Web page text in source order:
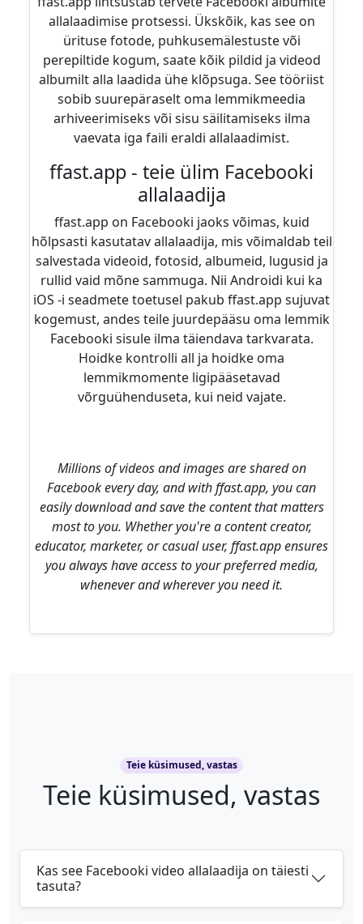
allalaadimise protsessi. Ükskõik, kas see on
ürituse fotode, puhkusemälestuste või
perepiltide kogum, saate kõik pildid ja videod
albumilt alla laadida ühe klõpsuga. See tööriist
sobib suurepäraselt oma lemmikmeedia
arhiveerimiseks või sisu säilitamiseks ilma
vaevata iga faili eraldi allalaadimist.
ffast.app - teie ülim Facebooki
allalaadija
ffast.app on Facebooki jaoks võimas, kuid
hõlpsasti kasutatav allalaadija, mis võimaldab teil
salvestada videoid, fotosid, albumeid, lugusid ja
rullid vaid mõne sammuga. Nii Androidi kui ka
iOS -i seadmete toetusel pakub ffast.app sujuvat
kogemust, andes teile juurdepääsu oma lemmik
Facebooki sisule ilma täiendava tarkvarata.
Hoidke kontrolli all ja hoidke oma
lemmikmomente ligipääsetavad
võrguühenduseta, kui neid vajate.
Millions of videos and images are shared on
Facebook every day, and with ffast.app, you can
easily download and save the content that matters
most to you. Whether you're a content creator,
educator, marketer, or casual user, ffast.app ensures
you always have access to your preferred media,
whenever and wherever you need it.
Teie küsimused, vastas
Teie küsimused, vastas
Kas see Facebooki video allalaadija on täiesti
tasuta?